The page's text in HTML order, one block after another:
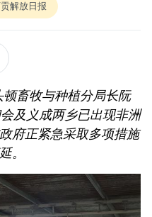
解放日报
畜牧与种植分局长阮
及义成两乡已出现非洲
府正紧急采取多项措施
。